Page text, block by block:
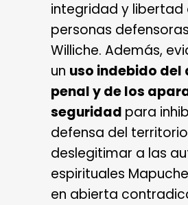
integridad y libertad
personas
Williche. Además,
un uso indebido del
penal y de los
seguridad para
defensa del
deslegitimar a las
espirituales
en abierta